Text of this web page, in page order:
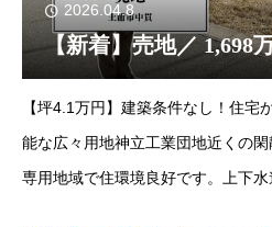
2026.04.8
【新着】売地／ 1,698
【坪4.1万円】建築条件なし！住宅
能な広々用地神立工業団地近くの
専用地域で住環境良好です。上下水